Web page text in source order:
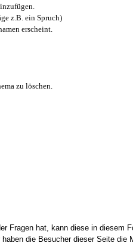
z.B. ein Spruch)
erscheint.
zu löschen.
Fragen hat, kann diese in diesem
die Besucher dieser Seite die